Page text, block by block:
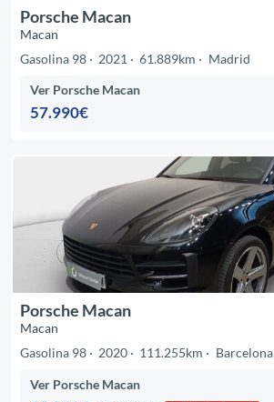
Porsche Macan
Macan
Gasolina 98
2021 61.889km Madrid
Ver Porsche Macan
57.990€
Porsche Macan
Macan
Gasolina 98
2020 111.255km Barcelona
Ver Porsche Macan